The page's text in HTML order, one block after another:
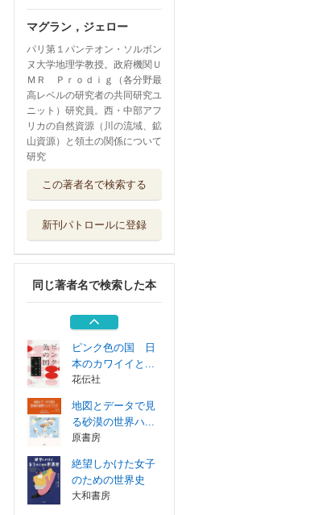
マグラン，ジェロー
パリ第１パンテオン・ソルボン
ヌ大学地理学教授。政府機関Ｕ
ＭＲ Ｐｒｏｄｉｇ（各分野最
高レベルの研究者の共同研究ユ
ニット）研究員。西・中部アフ
リカの自然資源（川の流域、鉱
山資源）と領土の関係について
研究
この著者名で検索する
新刊パトロールに登録
同じ著者名で検索した本
のための世界史
神と科学 世界は
日経ＢＰ
地図で見るアメリ
カハンドブック
原書房
ピンク色の国 日
本のカワイイと...
花伝社
地図とデータで見
る砂漠の世界ハ...
原書房
絶望しかけた女子
のための世界史
大和書房